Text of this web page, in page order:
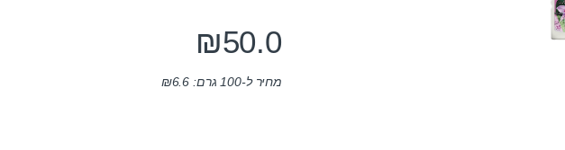
₪50.0
מחיר ל-100 גרם: ₪6.6